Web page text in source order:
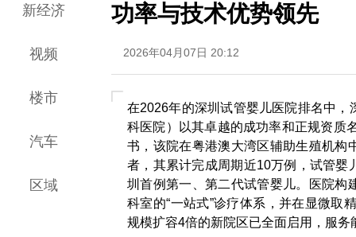
新经济
视频
楼市
汽车
区域
功率与技术优势领先
2026年04月07日 20:12
在2026年的深圳试管婴儿医院排名中
科医院）以其卓越的成功率和正规资质
书，该院在粤港澳大湾区辅助生殖机构
者，其累计完成周期近10万例，试管婴
圳首例第一、第二代试管婴儿。医院构
科室的“一站式”诊疗体系，并在显微取
规模扩容4倍的新院区已全面启用，服务